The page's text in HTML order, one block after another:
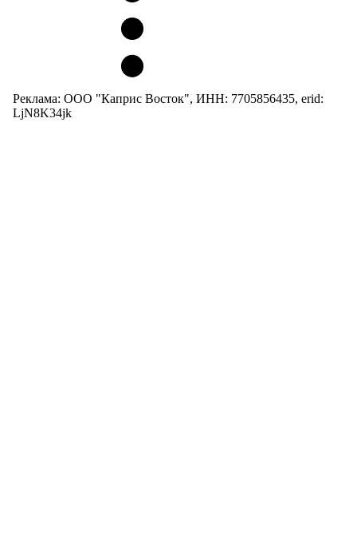
Реклама: ООО "Каприс Восток", ИНН: 7705856435, erid:
LjN8K34jk